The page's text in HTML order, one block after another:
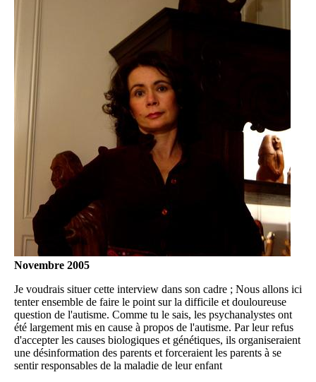
Novembre 2005
Je voudrais situer cette interview dans son cadre ; Nous allons ici
tenter ensemble de faire le point sur la difficile et douloureuse
question de l'autisme. Comme tu le sais, les psychanalystes ont
été largement mis en cause à propos de l'autisme. Par leur refus
d'accepter les causes biologiques et génétiques, ils organiseraient
une désinformation des parents et forceraient les parents à se
sentir responsables de la maladie de leur enfant